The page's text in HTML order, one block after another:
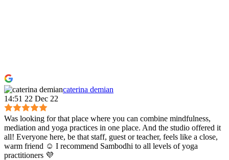
caterina demian
14:51 22 Dec 22
Was looking for that place where you can combine mindfulness,
mediation and yoga practices in one place. And the studio offered it
all! Everyone here, be that staff, guest or teacher, feels like a close,
warm friend ☺️ I recommend Sambodhi to all levels of yoga
practitioners 💜